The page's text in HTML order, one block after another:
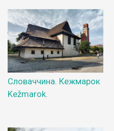
Словаччина. Кежмарок
Kežmarok.